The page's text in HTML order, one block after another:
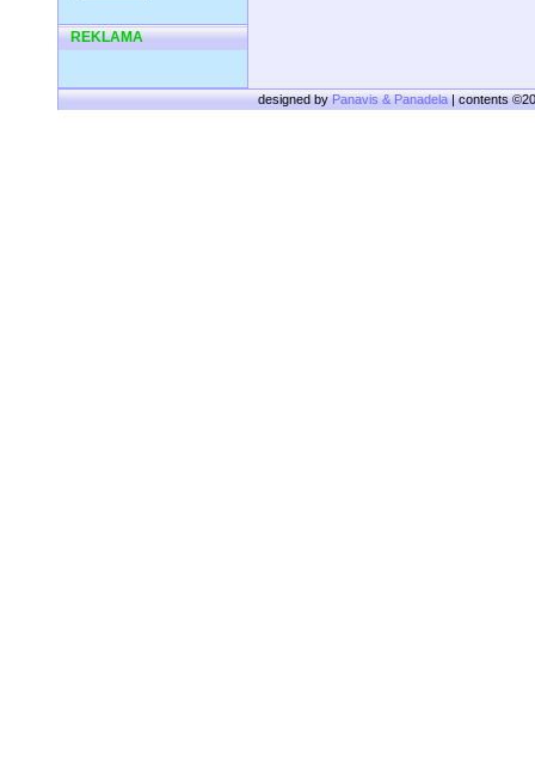
REKLAMA
designed byPanavis & Panadela| contents